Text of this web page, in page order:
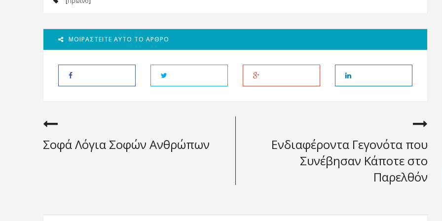
ΜΟΙΡΑΣΤΕΊΤΕ ΑΥΤΌ ΤΟ ΆΡΘΡΟ
Σοφά Λόγια Σοφών Ανθρώπων
Ενδιαφέροντα Γεγονότα που
Συνέβησαν Κάποτε στο
Παρελθόν